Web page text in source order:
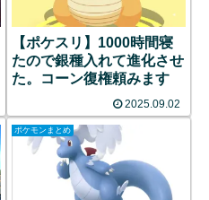
【ポケスリ】1000時間寝
たので銀種入れて進化させ
た。コーン復権頼みます
2025.09.02
ポケモンまとめ